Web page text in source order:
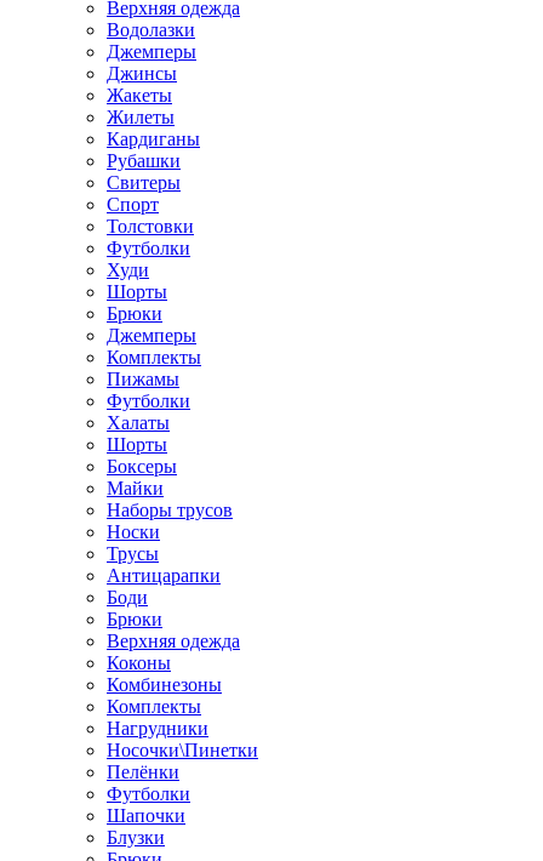
Верхняя одежда
Водолазки
Джемперы
Джинсы
Жакеты
Жилеты
Кардиганы
Рубашки
Свитеры
Спорт
Толстовки
Футболки
Худи
Шорты
Брюки
Джемперы
Комплекты
Пижамы
Футболки
Халаты
Шорты
Боксеры
Майки
Наборы трусов
Носки
Трусы
Антицарапки
Боди
Брюки
Верхняя одежда
Коконы
Комбинезоны
Комплекты
Нагрудники
Носочки\Пинетки
Пелёнки
Футболки
Шапочки
Блузки